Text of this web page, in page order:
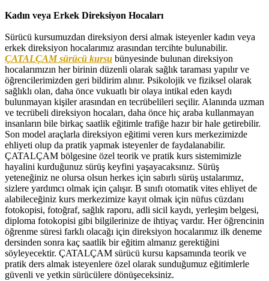
Kadın veya Erkek Direksiyon Hocaları
Sürücü kursumuzdan direksiyon dersi almak isteyenler kadın veya
erkek direksiyon hocalarımız arasından tercihte bulunabilir.
ÇATALÇAM sürücü kursu bünyesinde bulunan direksiyon
hocalarımızın her birinin düzenli olarak sağlık taraması yapılır ve
öğrencilerimizden geri bildirim alınır. Psikolojik ve fiziksel olarak
sağlıklı olan, daha önce vukuatlı bir olaya intikal eden kaydı
bulunmayan kişiler arasından en tecrübelileri seçilir. Alanında uzman
ve tecrübeli direksiyon hocaları, daha önce hiç araba kullanmayan
insanların bile birkaç saatlik eğitimle trafiğe hazır bir hale getirebilir.
Son model araçlarla direksiyon eğitimi veren kurs merkezimizde
ehliyeti olup da pratik yapmak isteyenler de faydalanabilir.
ÇATALÇAM bölgesine özel teorik ve pratik kurs sistemimizle
hayalini kurduğunuz sürüş keyfini yaşayacaksınız. Sürüş
yeteneğiniz ne olursa olsun herkes için sabırlı sürüş ustalarımız,
sizlere yardımcı olmak için çalışır. B sınıfı otomatik vites ehliyet de
alabileceğiniz kurs merkezimize kayıt olmak için nüfus cüzdanı
fotokopisi, fotoğraf, sağlık raporu, adli sicil kaydı, yerleşim belgesi,
diploma fotokopisi gibi bilgilerinize de ihtiyaç vardır. Her öğrencinin
öğrenme süresi farklı olacağı için direksiyon hocalarımız ilk deneme
dersinden sonra kaç saatlik bir eğitim almanız gerektiğini
söyleyecektir. ÇATALÇAM sürücü kursu kapsamında teorik ve
pratik ders almak isteyenlere özel olarak sunduğumuz eğitimlerle
güvenli ve yetkin sürücülere dönüşeceksiniz.